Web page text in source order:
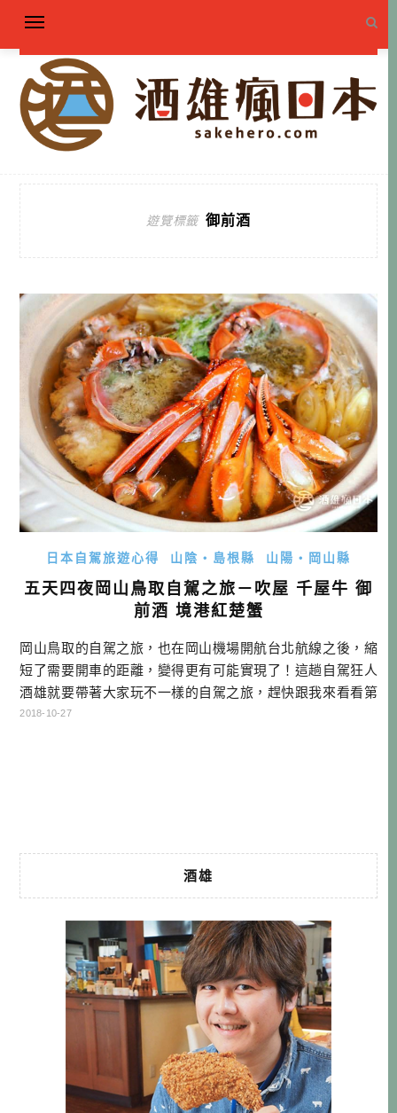
遊覽標籤 御前酒
日本自駕旅遊心得 山陰・島根縣 山陽・岡山縣
五天四夜岡山鳥取自駕之旅－吹屋 千屋牛 御
前酒 境港紅楚蟹
岡山鳥取的自駕之旅，也在岡山機場開航台北航線之後，縮
短了需要開車的距離，變得更有可能實現了！這趟自駕狂人
酒雄就要帶著大家玩不一樣的自駕之旅，趕快跟我來看看第
二天，幾乎都是歷史之旅的行程吧！ 岡山鳥取自駕行程總覽
2018-10-27
酒雄